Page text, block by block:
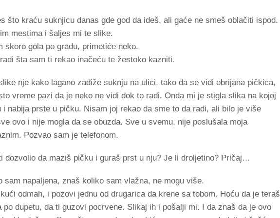
što kraću suknjicu danas gde god da ideš, ali gaće ne smeš oblačiti ispod.
mestima i šaljes mi te slike.
skoro gola po gradu, primetiće neko.
šta sam ti rekao inačeću te žestoko kazniti.
nje kako lagano zadiže suknju na ulici, tako da se vidi obrijana pičkica,
vreme pazi da je neko ne vidi dok to radi. Onda mi je stigla slika na kojoj
nabija prste u pičku. Nisam joj rekao da sme to da radi, ali bilo je više
ovo i nije mogla da se obuzda. Sve u svemu, nije poslušala moja
Pozvao sam je telefonom.
dozvolio da maziš pičku i guraš prst u nju? Je li droljetino? Pričaj…
sam napaljena, znaš koliko sam vlažna, ne mogu više.
odmah, i pozovi jednu od drugarica da krene sa tobom. Hoću da je teraš
po dupetu, da ti guzovi pocrvene. Slikaj ih i pošalji mi. I da znaš da je ovo